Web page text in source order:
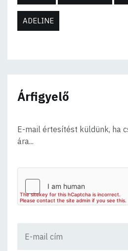
ADELINE
Árfigyelő
E-mail értesítést küldünk, ha
ára...